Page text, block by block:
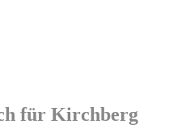
für Kirchberg